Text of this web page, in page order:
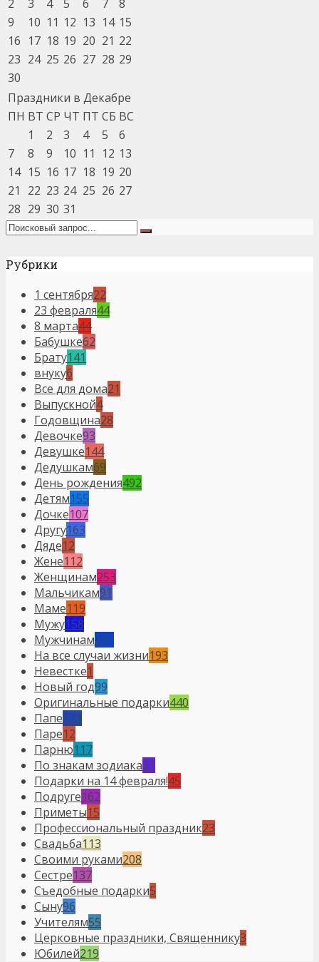
2
3 4 5 6 7
8
9
10 11 12 13 14 15
16 17 18 19 20 21 22
23 24 25 26 27 28 29
30
Праздники в Декабре
ПН ВТ СР ЧТ ПТ СБ ВС
1
2 3 4 5
6
7
8 9 10 11 12 13
14 15 16 17 18 19 20
21
22 23 24 25 26 27
28 29 30 31
Рубрики
1 сентября22
23 февраля44
8 марта44
Бабушке62
Брату141
внуку6
Все для дома21
Выпускной4
Годовщина28
Девочке93
Девушке144
Дедушкам69
День рождения492
Детям155
Дочке107
Другу163
Дяде12
Жене112
Женщинам253
Мальчикам91
Маме119
Мужу158
Мужчинам297
На все случаи жизни193
Невестке1
Новый год99
Оригинальные подарки440
Папе123
Паре12
Парню117
По знакам зодиака31
Подарки на 14 февраля!45
Подруге162
Приметы15
Профессиональный праздник23
Свадьба113
Своими руками208
Сестре137
Съедобные подарки5
Сыну96
Учителям55
Церковные праздники, Священнику3
Юбилей219